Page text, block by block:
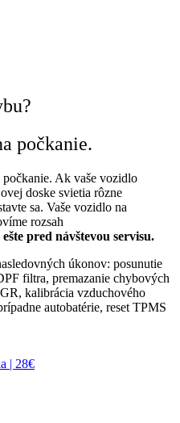
počkanie.
Ak vaše vozidlo
doske svietia rôzne
sa. Vaše vozidlo na
rozsah
pred návštevou servisu.
úkonov: posunutie
filtra, premazanie chybových
kalibrácia vzduchového
autobatérie, reset TPMS
| 28€